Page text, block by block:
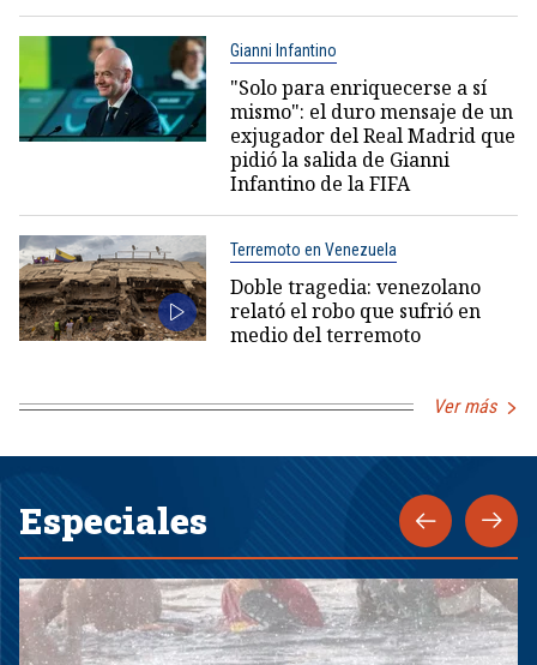
Gianni Infantino
"Solo para enriquecerse a sí
mismo": el duro mensaje de un
exjugador del Real Madrid que
pidió la salida de Gianni
Infantino de la FIFA
Terremoto en Venezuela
Doble tragedia: venezolano
relató el robo que sufrió en
medio del terremoto
Ver más
Especiales